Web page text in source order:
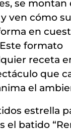
se montan
ven cómo su
en
formato
receta
que
el
estrella
el batido